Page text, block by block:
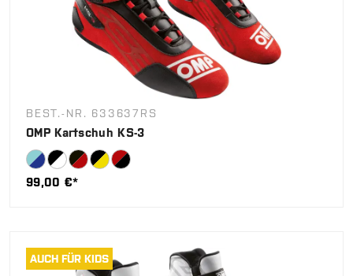
BEST.-NR. 633637RS
OMP Kartschuh KS-3
99,00 €*
AUCH FÜR KIDS